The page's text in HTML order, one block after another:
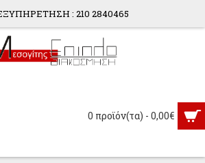
: 210 2840465
0 προϊόν(τα) - 0,00€